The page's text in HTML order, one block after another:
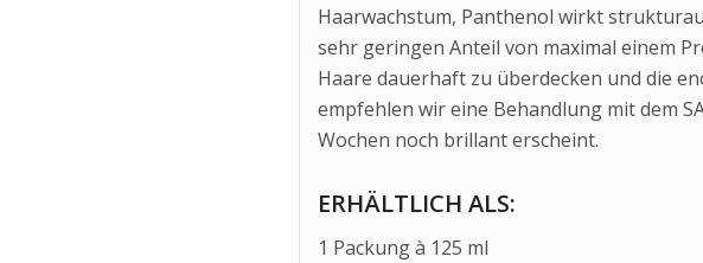
Haarwachstum, Panthenol wirkt
sehr geringen Anteil von maximal einem
Haare dauerhaft zu überdecken und die
empfehlen wir eine Behandlung mit dem
Wochen noch brillant erscheint.
ERHÄLTLICH ALS:
1 Packung à 125 ml